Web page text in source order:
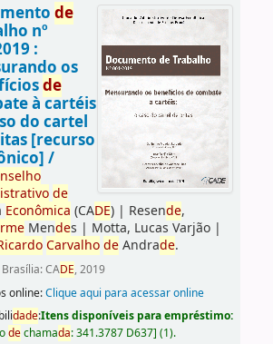
de
nº
:
os
de
à cartéis
do cartel
[recurso
/
de
Econômica (CADE)| Resende,
Mendes | Motta, Lucas Varjão|
Carvalho deAndrade.
Brasília: CADE, 2019
online:Clique aqui para acessar online
dade:Itens disponíveis para empréstimo:
dechamada:341.3787 D637] (1).